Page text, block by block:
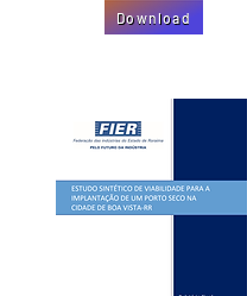
Download